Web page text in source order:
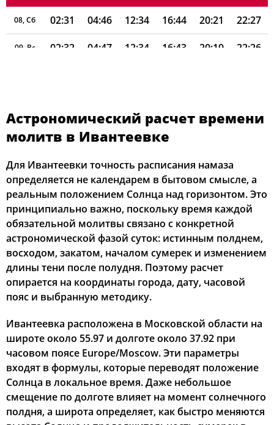
08, Сб 02:31 04:46 12:34 16:44 20:21 22:27
09, Вс 02:32 04:47 12:34 16:43 20:19 22:26
12, Ср 04:53 12:33 20:12
14, Пт 02:36 04:57 12:33 16:37 20:08 22:20
15, Сб 02:37 04:59 12:33 16:36 20:05 22:19
16, Вс 02:38 05:01 12:33 16:34 20:03 22:18
17, Пн 02:38 05:03 12:32 16:33 20:01
18, Вт 02:39 05:05 12:32
19, Ср 02:43 05:07 12:32 16:31 19:56 22:07
20, Чт 02:47 05:09 12:32 16:29 19:53 22:03
02:50 05:11 12:31 16:28 19:51
22, Сб 02:54 05:13 12:31 16:27 19:49 21:55
Астрономический расчет времени
молитв в Ивантеевке
Для Ивантеевки точность расписания намаза
определяется не календарем в бытовом смысле, а
реальным положением Солнца над горизонтом. Это
принципиально важно, поскольку время каждой
обязательной молитвы связано с конкретной
астрономической фазой суток: истинным полднем,
восходом, закатом, началом сумерек и изменением
длины тени после полудня. Поэтому расчет
опирается на координаты города, дату, часовой
пояс и выбранную методику.
Ивантеевка расположена в Московской области на
широте около 55.97 и долготе около 37.92 при
часовом поясе Europe/Moscow. Эти параметры
входят в формулы, которые переводят положение
Солнца в локальное время. Даже небольшое
смещение по долготе влияет на момент солнечного
полдня, а широта определяет, как быстро меняются